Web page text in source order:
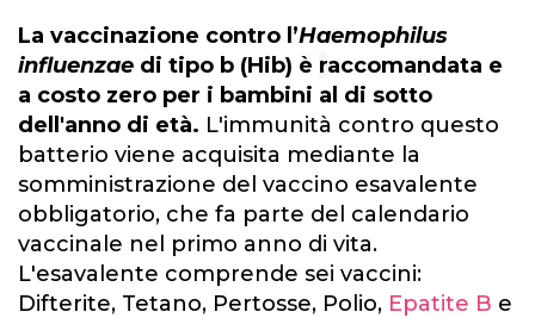
La vaccinazione contro l’Haemophilus
influenzae di tipo b (Hib) è raccomandata e
a costo zero per i bambini al di sotto
dell'anno di età. L'immunità contro questo
batterio viene acquisita mediante la
somministrazione del vaccino esavalente
obbligatorio, che fa parte del calendario
vaccinale nel primo anno di vita.
L'esavalente comprende sei vaccini:
Difterite, Tetano, Pertosse, Polio, Epatite B e